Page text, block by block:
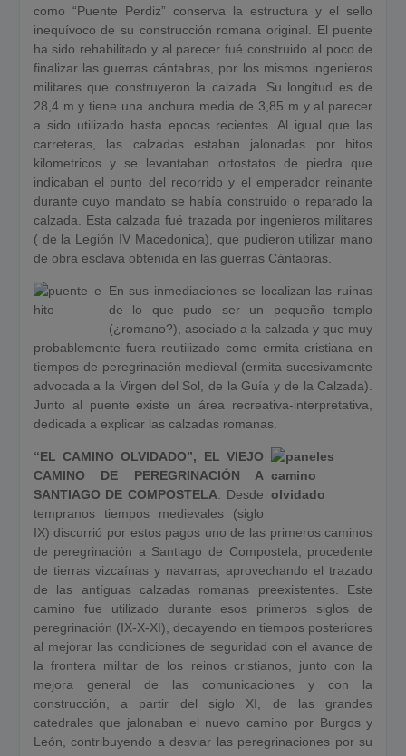
como “Puente Perdiz” conserva la estructura y el sello
inequívoco de su construcción romana original. El puente
ha sido rehabilitado y al parecer fué construido al poco de
finalizar las guerras cántabras, por los mismos ingenieros
militares que construyeron la calzada. Su longitud es de
28,4 m y tiene una anchura media de 3,85 m y al parecer
a sido utilizado hasta epocas recientes. Al igual que las
carreteras, las calzadas estaban jalonadas por hitos
kilometricos y se levantaban ortostatos de piedra que
indicaban el punto del recorrido y el emperador reinante
durante cuyo mandato se había construido o reparado la
calzada. Esta calzada fué trazada por ingenieros militares
( de la Legión IV Macedonica), que pudieron utilizar mano
de obra esclava obtenida en las guerras Cántabras.
En sus inmediaciones se localizan las ruinas
de lo que pudo ser un pequeño templo
(¿romano?), asociado a la calzada y que muy
probablemente fuera reutilizado como ermita cristiana en
tiempos de peregrinación medieval (ermita sucesivamente
advocada a la Virgen del Sol, de la Guía y de la Calzada).
Junto al puente existe un área recreativa-interpretativa,
dedicada a explicar las calzadas romanas.
“EL CAMINO OLVIDADO”, EL VIEJO
CAMINO DE PEREGRINACIÓN A
SANTIAGO DE COMPOSTELA . Desde
tempranos tiempos medievales (siglo
IX) discurrió por estos pagos uno de las primeros caminos
de peregrinación a Santiago de Compostela, procedente
de tierras vizcaínas y navarras, aprovechando el trazado
de las antíguas calzadas romanas preexistentes. Este
camino fue utilizado durante esos primeros siglos de
peregrinación (IX-X-XI), decayendo en tiempos posteriores
al mejorar las condiciones de seguridad con el avance de
la frontera militar de los reinos cristianos, junto con la
mejora general de las comunicaciones y con la
construcción, a partir del siglo XI, de las grandes
catedrales que jalonaban el nuevo camino por Burgos y
León, contribuyendo a desviar las peregrinaciones por su